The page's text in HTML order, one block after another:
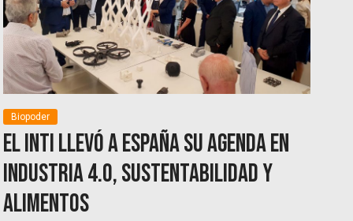
Biopoder
El INTI llevó a España su agenda en
industria 4.0, sustentabilidad y
alimentos